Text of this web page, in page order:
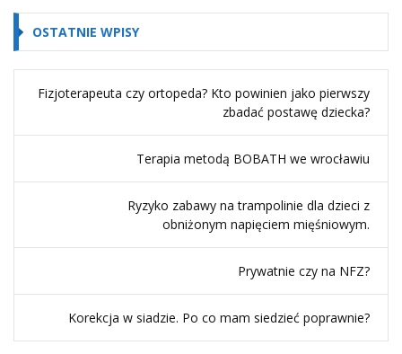
OSTATNIE WPISY
Fizjoterapeuta czy ortopeda? Kto powinien jako pierwszy
zbadać postawę dziecka?
Terapia metodą BOBATH we wrocławiu
Ryzyko zabawy na trampolinie dla dzieci z
obniżonym napięciem mięśniowym.
Prywatnie czy na NFZ?
Korekcja w siadzie. Po co mam siedzieć poprawnie?